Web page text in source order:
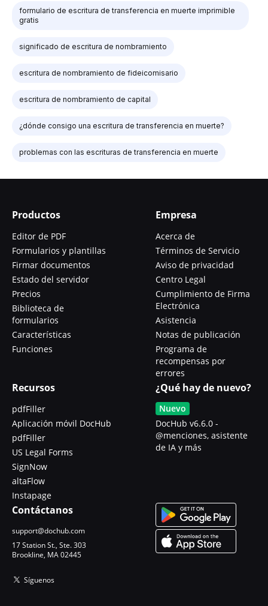
formulario de escritura de transferencia en muerte imprimible
gratis
significado de escritura de nombramiento
escritura de nombramiento de fideicomisario
escritura de nombramiento de capital
¿dónde consigo una escritura de transferencia en muerte?
problemas con las escrituras de transferencia en muerte
Productos
Editor de PDF
Formularios y plantillas
Firmar documentos
Estado del servidor
Precios
Biblioteca de
formularios
Características
Funciones
Empresa
Acerca de
Términos de Servicio
Aviso de privacidad
Centro Legal
Cumplimiento de Firma
Electrónica
Asistencia
Notas de publicación
Programa de
recompensas por
errores
Recursos
pdfFiller
Aplicación móvil DocHub
pdfFiller
US Legal Forms
SignNow
altaFlow
Instapage
¿Qué hay de nuevo?
Nuevo
DocHub v6.6.0 -
@menciones, asistente
de IA y más
Contáctanos
support@dochub.com
17 Station St., Ste. 303
Brookline, MA 02445
Síguenos